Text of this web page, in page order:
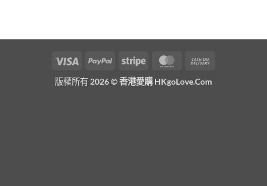
Visa PayPal Stripe MasterCard
版權所有 2026 ©香港愛購 HKgoLove.Com